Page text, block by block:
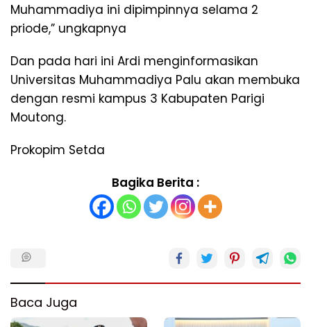
Muhammadiya ini dipimpinnya selama 2
priode,” ungkapnya
Dan pada hari ini Ardi menginformasikan
Universitas Muhammadiya Palu akan membuka
dengan resmi kampus 3 Kabupaten Parigi
Moutong.
Prokopim Setda
Bagika Berita :
Baca Juga